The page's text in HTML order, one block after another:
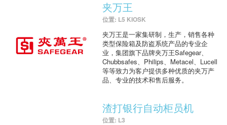
夹万王
位置: L5 KIOSK
夹万王是一家集研制，生产，销售各种
类型保险箱及防盗系统产品的专业企
业，集团旗下品牌夹万王Safegear、
Chubbsafes、Philips、Metacel、Lucell
等等致力为客户提供多种优质的夹万产
品、专业的技术和售后服务。
渣打银行自动柜员机
位置: L3